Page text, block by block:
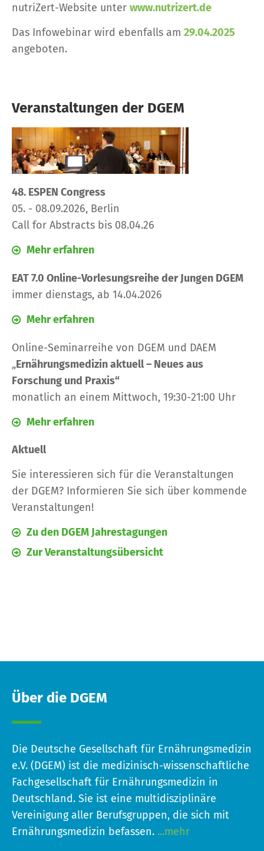
nutriZert-Website unter www.nutrizert.de
Das Infowebinar wird ebenfalls am 29.04.2025
angeboten.
Veranstaltungen der DGEM
48. ESPEN Congress
05. - 08.09.2026, Berlin
Call for Abstracts bis 08.04.26
Mehr erfahren
EAT 7.0 Online-Vorlesungsreihe der Jungen DGEM
immer dienstags, ab 14.04.2026
Mehr erfahren
Online-Seminarreihe von DGEM und DAEM
„ Ernährungsmedizin aktuell – Neues aus
Forschung und Praxis“
monatlich an einem Mittwoch, 19:30-21:00 Uhr
Mehr erfahren
Aktuell
Sie interessieren sich für die Veranstaltungen
der DGEM? Informieren Sie sich über kommende
Veranstaltungen!
Zu den DGEM Jahrestagungen
Zur Veranstaltungsübersicht
Über die DGEM
Die Deutsche Gesellschaft für Ernährungsmedizin
e.V. (DGEM) ist die medizinisch-wissenschaftliche
Fachgesellschaft für Ernährungsmedizin in
Deutschland. Sie ist eine multidisziplinäre
Vereinigung aller Berufsgruppen, die sich mit
Ernährungsmedizin befassen. ...mehr